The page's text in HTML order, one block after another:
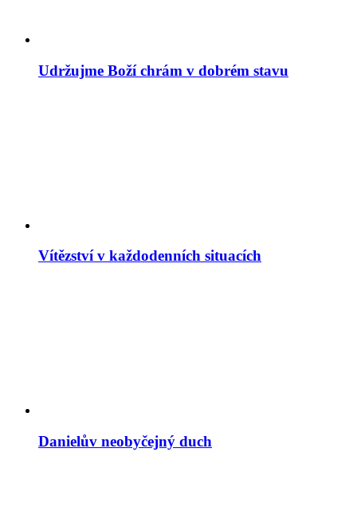
Udržujme Boží chrám v dobrém stavu
Vítězství v každodenních situacích
Danielův neobyčejný duch